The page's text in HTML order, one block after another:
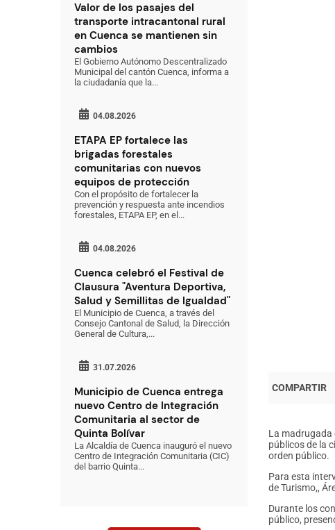
La madrugada
públicos de la
orden público.
Para esta
de Turismo,,
Durante los
público,
Valor de los pasajes del
transporte intracantonal rural
en Cuenca se mantienen sin
cambios
El Gobierno Autónomo Descentralizado
Municipal del cantón Cuenca, informa a
la ciudadanía que la...
04.08.2026
ETAPA EP fortalece las
brigadas forestales
comunitarias con nuevos
equipos de protección
Con el propósito de fortalecer la
prevención y respuesta ante incendios
forestales, ETAPA EP, en el...
04.08.2026
Cuenca celebró el Festival de
Clausura "Aventura Deportiva,
Salud y Semillitas de Igualdad"
El Municipio de Cuenca, a través del
Consejo Cantonal de Salud, la Dirección
General de Cultura,...
31.07.2026
Municipio de Cuenca entrega
nuevo Centro de Integración
Comunitaria al sector de
Quinta Bolívar
La Alcaldía de Cuenca inauguró el nuevo
Centro de Integración Comunitaria (CIC)
del barrio Quinta...